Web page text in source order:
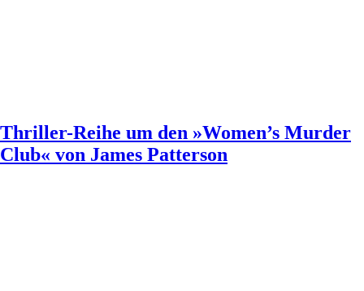
Thriller-Reihe um den »Women’s Murder
Club« von James Patterson